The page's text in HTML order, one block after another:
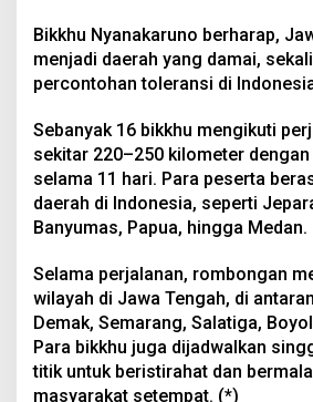
Bikkhu Nyanakaruno berharap,
menjadi daerah yang damai,
percontohan toleransi di
Sebanyak 16 bikkhu mengikuti
sekitar 220–250 kilometer
selama 11 hari. Para peserta
daerah di Indonesia, seperti
Banyumas, Papua, hingga Medan.
Selama perjalanan, rombongan
wilayah di Jawa Tengah, di
Demak, Semarang, Salatiga,
Para bikkhu juga dijadwalkan
titik untuk beristirahat dan
masyarakat setempat. (*)